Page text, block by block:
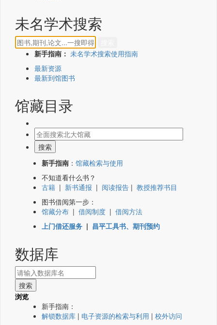
未名学术搜索
新手指南： 未名学术搜索使用指南
最新资源
最新到馆图书
馆藏目录
新手指南 ： 馆藏检索与使用
不知道看什么书？
古籍 | 新书通报 | 阅读报告 | 教授推荐书目
图书借阅第一步：
馆藏分布 | 借阅制度 | 借阅方法
上门借还服务 | 昌平工具书、期刊预约
数据库
浏览
新手指南：
解锁数据库 | 电子资源的检索与利用 | 校外访问